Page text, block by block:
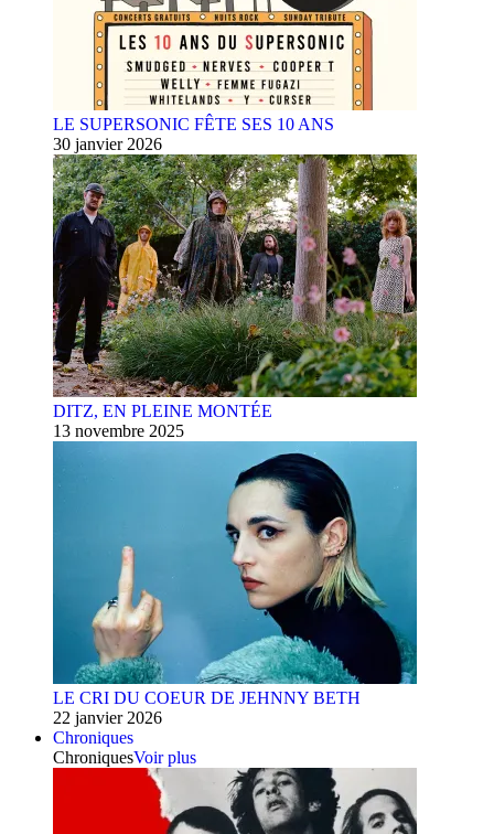
LE SUPERSONIC FÊTE SES 10 ANS
30 janvier 2026
DITZ, EN PLEINE MONTÉE
13 novembre 2025
LE CRI DU COEUR DE JEHNNY BETH
22 janvier 2026
Chroniques
ChroniquesVoir plus